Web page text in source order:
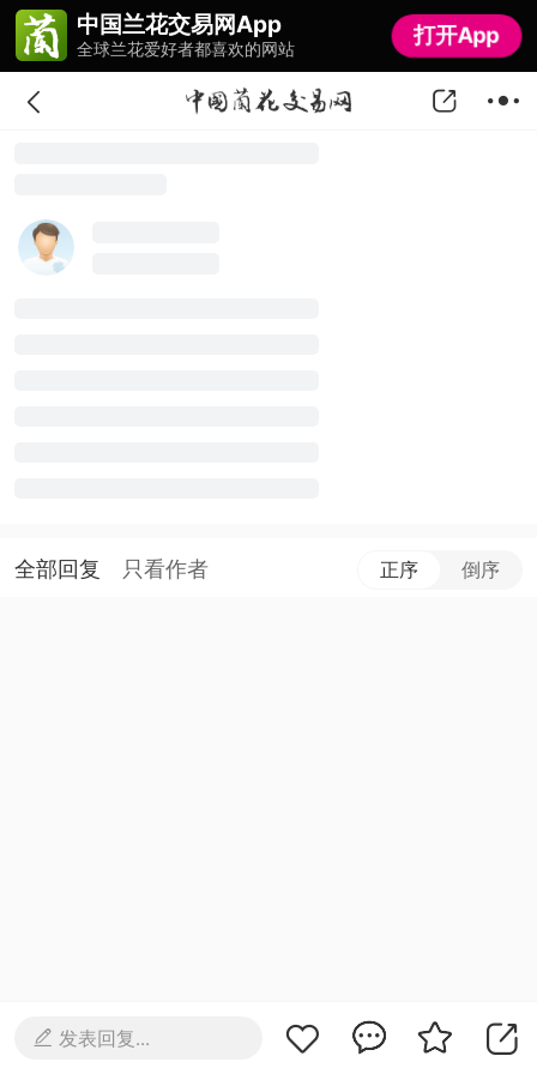
中国兰花交易网App
全球兰花爱好者都喜欢的网站
打开App
中国兰花交易网App
全球兰花爱好者都喜欢的网站
打开App
全部回复 只看作者 正序 倒序
发表回复...